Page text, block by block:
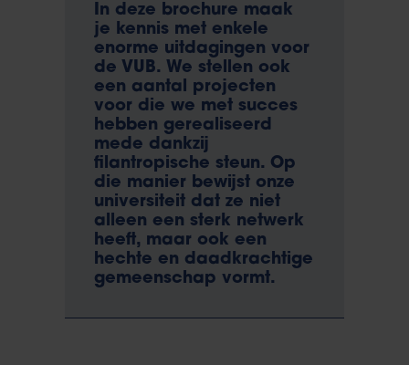
In deze brochure maak
je kennis met enkele
enorme uitdagingen voor
de VUB. We stellen ook
een aantal projecten
voor die we met succes
hebben gerealiseerd
mede dankzij
filantropische steun. Op
die manier bewijst onze
universiteit dat ze niet
alleen een sterk netwerk
heeft, maar ook een
hechte en daadkrachtige
gemeenschap vormt.